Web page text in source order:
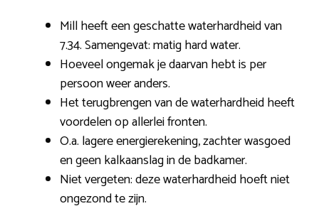
Mill heeft een geschatte waterhardheid van
7.34. Samengevat: matig hard water.
Hoeveel ongemak je daarvan hebt is per
persoon weer anders.
Het terugbrengen van de waterhardheid heeft
voordelen op allerlei fronten.
O.a. lagere energierekening, zachter wasgoed
en geen kalkaanslag in de badkamer.
Niet vergeten: deze waterhardheid hoeft niet
ongezond te zijn.